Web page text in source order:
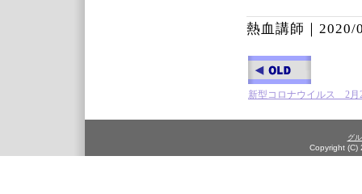
熱血講師｜ 2020/
新型コロナウイルス 2月
グ
Copyright (C)